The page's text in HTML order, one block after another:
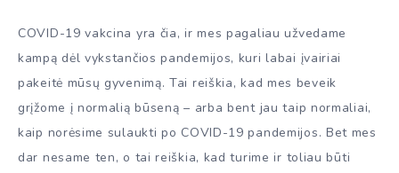
COVID-19 vakcina yra čia, ir mes pagaliau užvedame
kampą dėl vykstančios pandemijos, kuri labai įvairiai
pakeitė mūsų gyvenimą. Tai reiškia, kad mes beveik
grįžome į normalią būseną – arba bent jau taip normaliai,
kaip norėsime sulaukti po COVID-19 pandemijos. Bet mes
dar nesame ten, o tai reiškia, kad turime ir toliau būti